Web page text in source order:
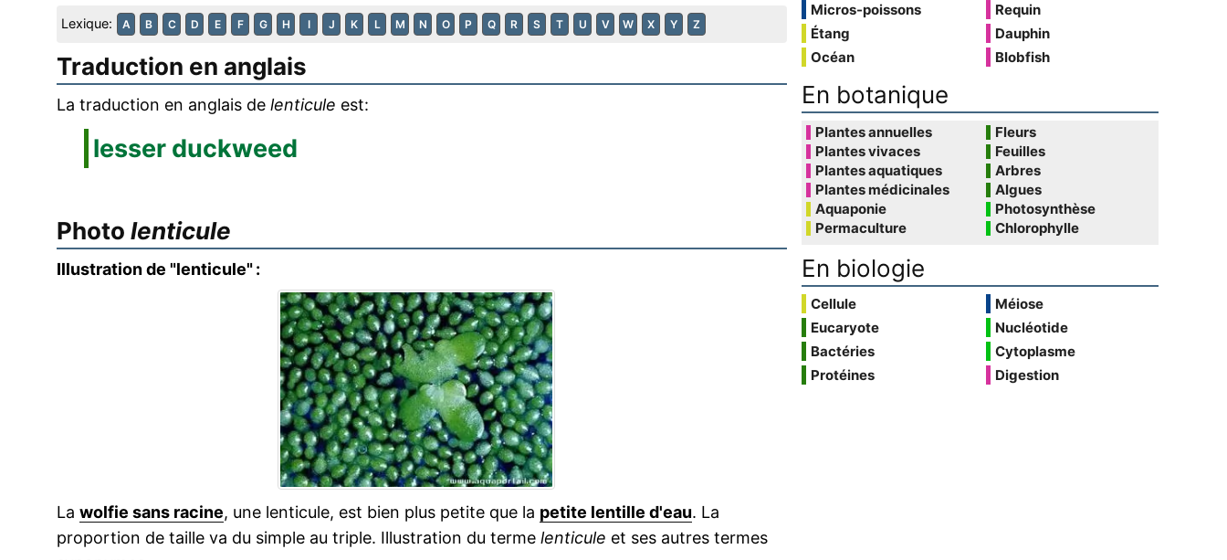
Lexique: A B C D E F G H I J K L M N O P Q R S T U V W X Y Z
Traduction en anglais
La traduction en anglais de lenticule est:
lesser duckweed
Photo lenticule
Illustration de "lenticule" :
La wolfie sans racine, une lenticule, est bien plus petite que la petite lentille d'eau. La
proportion de taille va du simple au triple. Illustration du terme lenticule et ses autres termes
Micros-poissons
Étang
Océan
Requin
Dauphin
Blobfish
En botanique
Plantes annuelles
Plantes vivaces
Plantes aquatiques
Plantes médicinales
Aquaponie
Permaculture
Fleurs
Feuilles
Arbres
Algues
Photosynthèse
Chlorophylle
En biologie
Cellule
Eucaryote
Bactéries
Protéines
Méiose
Nucléotide
Cytoplasme
Digestion